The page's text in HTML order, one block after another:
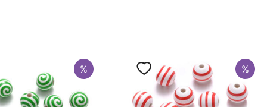
% %